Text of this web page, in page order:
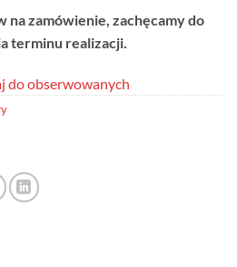
zamówienie, zachęcamy do
terminu realizacji.
do obserwowanych